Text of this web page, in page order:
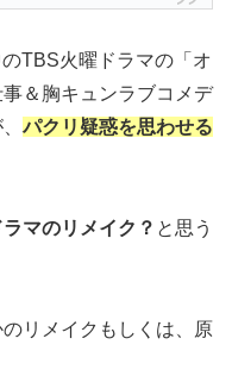
TBS火曜ドラマの「オ
＆胸キュンラブコメデ
、パクリ疑惑を思わせる
マのリメイク？ と思う
リメイクもしくは、原